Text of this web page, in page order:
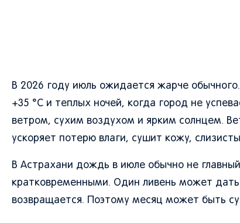
В 2026 году июль ожидается жарче
+35 °C и теплых ночей, когда город не
ветром, сухим воздухом и ярким солнцем.
ускоряет потерю влаги, сушит кожу,
В Астрахани дождь в июле обычно не
кратковременными. Один ливень может
возвращается. Поэтому месяц может быть